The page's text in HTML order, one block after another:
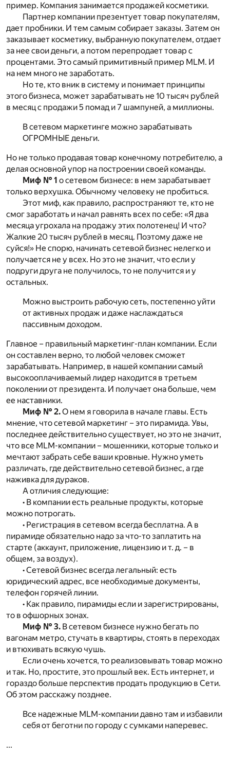
пример. Компания занимается продажей косметики.
Партнер компании презентует товар покупателям,
дает пробники. И тем самым собирает заказы. Затем он
заказывает косметику, выбранную покупателем, отдает
за нее свои деньги, а потом перепродает товар с
процентами. Это самый примитивный пример MLM. И
на нем много не заработать.
Но те, кто вник в систему и понимает принципы
этого бизнеса, может зарабатывать не 10 тысяч рублей
в месяц с продажи 5 помад и 7 шампуней, а миллионы.
В сетевом маркетинге можно зарабатывать
ОГРОМНЫЕ деньги.
Но не только продавая товар конечному потребителю, а
делая основной упор на построении своей команды.
Миф № 1 о сетевом бизнесе: в нем зарабатывает
только верхушка. Обычному человеку не пробиться.
Этот миф, как правило, распространяют те, кто не
смог заработать и начал равнять всех по себе: «Я два
месяца угрохала на продажу этих полотенец! И что?
Жалкие 20 тысяч рублей в месяц. Поэтому даже не
суйся!» Не спорю, начинать сетевой бизнес нелегко и
получается не у всех. Но это не значит, что если у
подруги друга не получилось, то не получится и у
остальных.
Можно выстроить рабочую сеть, постепенно уйти
от активных продаж и даже наслаждаться
пассивным доходом.
Главное – правильный маркетинг-план компании. Если
он составлен верно, то любой человек сможет
зарабатывать. Например, в нашей компании самый
высокооплачиваемый лидер находится в третьем
поколении от президента. И получает она больше, чем
ее наставники.
Миф № 2.О нем я говорила в начале главы. Есть
мнение, что сетевой маркетинг – это пирамида. Увы,
последнее действительно существует, но это не значит,
что все MLM-компании – мошенники, которые только и
мечтают забрать себе ваши кровные. Нужно уметь
различать, где действительно сетевой бизнес, а где
наживка для дураков.
А отличия следующие:
• В компании есть реальные продукты, которые
можно потрогать.
• Регистрация в сетевом всегда бесплатна. А в
пирамиде обязательно надо за что-то заплатить на
старте (аккаунт, приложение, лицензию и т. д. – в
общем, за воздух).
• Сетевой бизнес всегда легальный: есть
юридический адрес, все необходимые документы,
телефон горячей линии.
• Как правило, пирамиды если и зарегистрированы,
то в офшорных зонах.
Миф № 3. В сетевом бизнесе нужно бегать по
вагонам метро, стучать в квартиры, стоять в переходах
и втюхивать всякую чушь.
Если очень хочется, то реализовывать товар можно
и так. Но, простите, это прошлый век. Есть интернет, и
гораздо больше перспектив продать продукцию в Сети.
Об этом расскажу позднее.
Все надежные MLM-компании давно там и избавили
себя от беготни по городу с сумками наперевес.
...